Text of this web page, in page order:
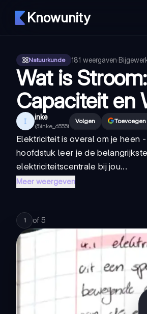
Knowunity
Natuurkunde 181 weergaven·
Wat is
Capaciteit en
I inke
@inke_6555t
Volgen
Elektriciteit is overal om je heen
hoofdstuk leer je de
elektriciteitscentrale bij jou...
Meer weergeven
1 of 5